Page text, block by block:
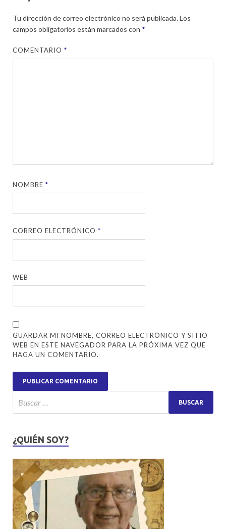
Tu dirección de correo electrónico no será publicada.Los
campos obligatorios están marcados con *
COMENTARIO*
NOMBRE*
CORREO ELECTRÓNICO*
WEB
GUARDAR MI NOMBRE, CORREO ELECTRÓNICO Y SITIO
WEB EN ESTE NAVEGADOR PARA LA PRÓXIMA VEZ QUE
HAGA UN COMENTARIO.
¿QUIÉN SOY?